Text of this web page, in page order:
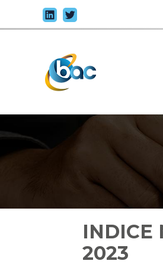
au
contenu
INDICE
2023